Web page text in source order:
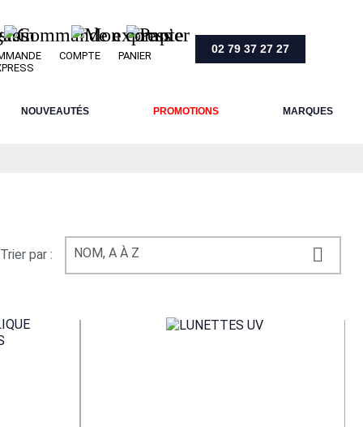
COMPTE PANIER
02 79 37 27 27
NOUVEAUTÉS PROMOTIONS MARQUES
Trier par : NOM, A À Z 